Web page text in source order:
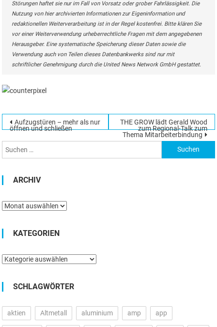
Störungen haftet sie nur im Fall von Vorsatz oder grober Fahrlässigkeit. Die
Nutzung von hier archivierten Informationen zur Eigeninformation und
redaktionellen Weiterverarbeitung ist in der Regel kostenfrei. Bitte klären Sie
vor einer Weiterverwendung urheberrechtliche Fragen mit dem angegebenen
Herausgeber. Eine systematische Speicherung dieser Daten sowie die
Verwendung auch von Teilen dieses Datenbankwerks sind nur mit
schriftlicher Genehmigung durch die United News Network GmbH gestattet.
Beitragsnavigation
Aufzugstüren – mehr als nur
öffnen und schließen
THE GROW lädt Gerald Wood
zum Regional-Talk zum
Thema Mitarbeiterbindung
Suchen
nach:
ARCHIV
Archiv
KATEGORIEN
Kategorien
SCHLAGWÖRTER
aktien Altmetall aluminium amp app